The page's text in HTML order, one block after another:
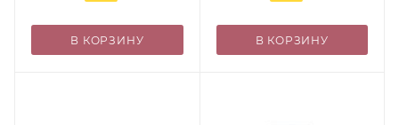
В КОРЗИНУ В КОРЗИНУ